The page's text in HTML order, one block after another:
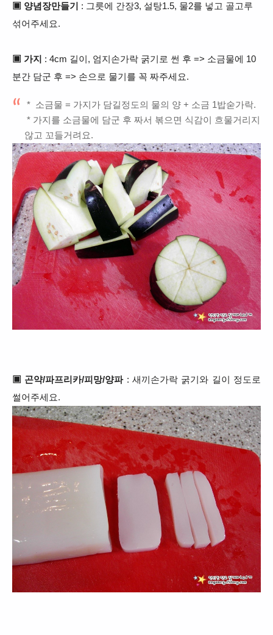
▣ 양념장만들기 : 그릇에 간장3, 설탕1.5, 물2를 넣고 골고루
섞어주세요.
▣ 가지 : 4cm 길이, 엄지손가락 굵기로 썬 후 => 소금물에 10
분간 담군 후 => 손으로 물기를 꼭 짜주세요.
* 소금물 = 가지가 담길정도의 물의 양 + 소금 1밥숟가락.
* 가지를 소금물에 담군 후 짜서 볶으면 식감이 흐물거리지
않고 꼬들거려요.
▣ 곤약/파프리카/피망/양파: 새끼손가락 굵기와 길이 정도로
썰어주세요.